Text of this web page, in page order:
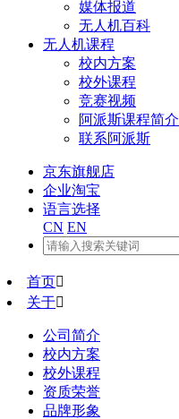
媒体报道
无人机百科
无人机课程
校内方案
校外课程
竞赛视频
阿派斯课程简介
联系阿派斯
京东旗舰店
企业淘宝
语言选择
CN EN
首页
关于
公司简介
校内方案
校外课程
资质荣誉
品牌形象